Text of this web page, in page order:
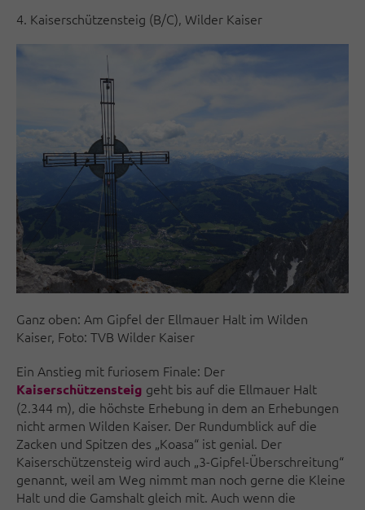
4. Kaiserschützensteig (B/C), Wilder Kaiser
Ganz oben: Am Gipfel der Ellmauer Halt im Wilden
Kaiser, Foto: TVB Wilder Kaiser
Ein Anstieg mit furiosem Finale: Der
Kaiserschützensteig geht bis auf die Ellmauer Halt
(2.344 m), die höchste Erhebung in dem an Erhebungen
nicht armen Wilden Kaiser. Der Rundumblick auf die
Zacken und Spitzen des „Koasa“ ist genial. Der
Kaiserschützensteig wird auch „3-Gipfel-Überschreitung“
genannt, weil am Weg nimmt man noch gerne die Kleine
Halt und die Gamshalt gleich mit. Auch wenn die